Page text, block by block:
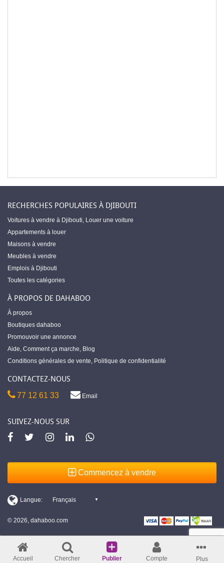
RECHERCHES POPULAIRES À DJIBOUTI
Voitures à vendre à Djibouti, Louer une voiture
Appartements à louer
Maisons à vendre
Meubles à vendre
Emplois à Djibouti
Toutes les catégories
À PROPOS DE DAHABOO
À propos
Boutiques dahaboo
Promouvoir une annonce
Aide, Comment ça marche, Blog
Conditions générales de vente, Politique de confidentialité
CONTACTEZ-NOUS
77 12 61 33 Email
SUIVEZ-NOUS SUR
Commencez à vendre
© 2026, dahaboo.com
Accueil Chercher Publier Compte Plus